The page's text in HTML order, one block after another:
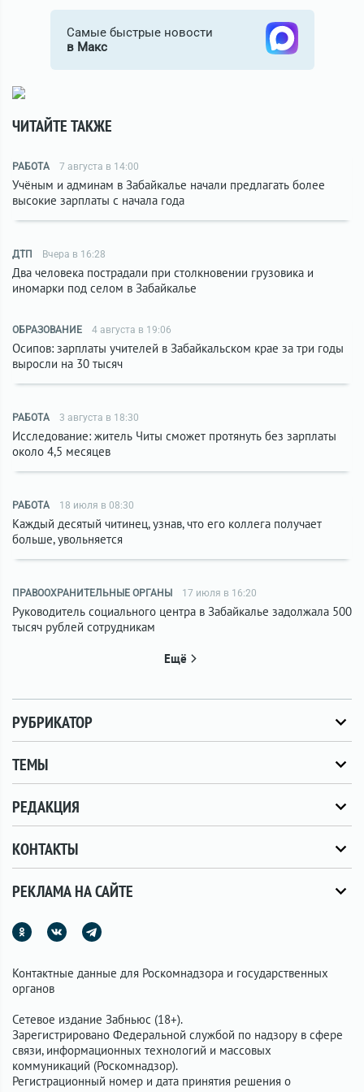
Самые быстрые новости
в Макс
ЧИТАЙТЕ ТАКЖЕ
РАБОТА 7 августа в 14:00
Учёным и админам в Забайкалье начали предлагать более
высокие зарплаты с начала года
ДТП Вчера в 16:28
Два человека пострадали при столкновении грузовика и
иномарки под селом в Забайкалье
ОБРАЗОВАНИЕ 4 августа в 19:06
Осипов: зарплаты учителей в Забайкальском крае за три годы
выросли на 30 тысяч
РАБОТА 3 августа в 18:30
Исследование: житель Читы сможет протянуть без зарплаты
около 4,5 месяцев
РАБОТА 18 июля в 08:30
Каждый десятый читинец, узнав, что его коллега получает
больше, увольняется
ПРАВООХРАНИТЕЛЬНЫЕ ОРГАНЫ 17 июля в 16:20
Руководитель социального центра в Забайкалье задолжала 500
тысяч рублей сотрудникам
Ещё
РУБРИКАТОР
ТЕМЫ
РЕДАКЦИЯ
КОНТАКТЫ
РЕКЛАМА НА САЙТЕ
Контактные данные для Роскомнадзора и государственных
органов
Сетевое издание Забньюс (18+).
Зарегистрировано Федеральной службой по надзору в сфере
связи, информационных технологий и массовых
коммуникаций (Роскомнадзор).
Регистрационный номер и дата принятия решения о